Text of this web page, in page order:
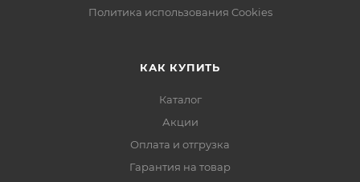
Политика использования Cookies
КАК КУПИТЬ
Каталог
Акции
Оплата и отгрузка
Гарантия на товар